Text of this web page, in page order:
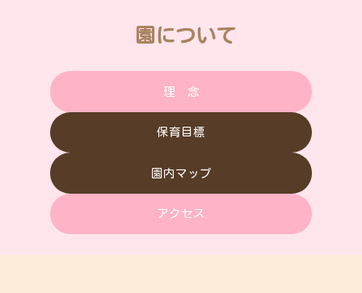
が繋がって生き
伝えていきたい
と思っていま
園について
理 念
保育目標
園内マップ
アクセス